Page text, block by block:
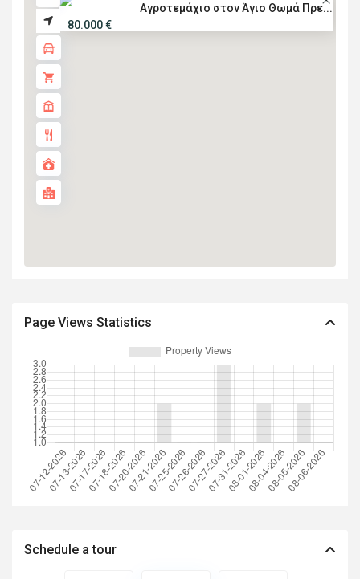
Αγροτεμάχιο στον Άγιο Θωμά Πρε...
80.000 €
Page Views Statistics
Schedule a tour